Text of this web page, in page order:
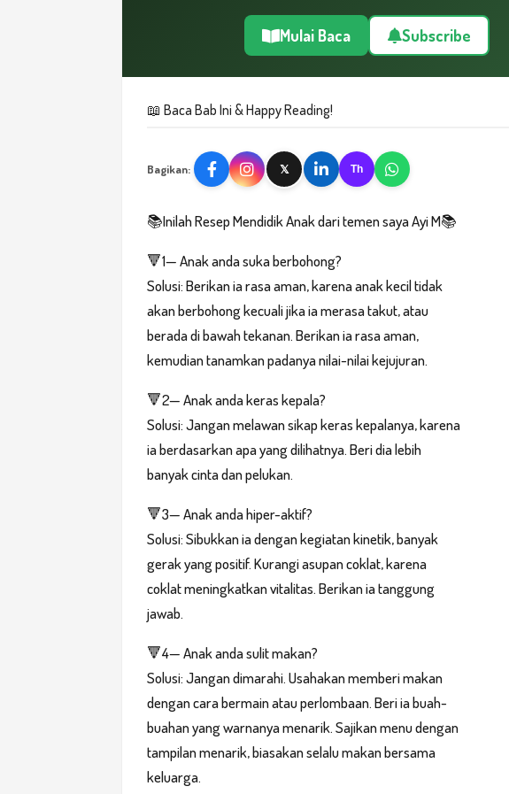
Mulai Baca Subscribe
📖 Baca Bab Ini & Happy Reading!
Bagikan: 𝕏 Th
📚Inilah Resep Mendidik Anak dari temen saya Ayi M📚
🔻1— Anak anda suka berbohong?
Solusi: Berikan ia rasa aman, karena anak kecil tidak
akan berbohong kecuali jika ia merasa takut, atau
berada di bawah tekanan. Berikan ia rasa aman,
kemudian tanamkan padanya nilai-nilai kejujuran.
🔻2— Anak anda keras kepala?
Solusi: Jangan melawan sikap keras kepalanya, karena
ia berdasarkan apa yang dilihatnya. Beri dia lebih
banyak cinta dan pelukan.
🔻3— Anak anda hiper-aktif?
Solusi: Sibukkan ia dengan kegiatan kinetik, banyak
gerak yang positif. Kurangi asupan coklat, karena
coklat meningkatkan vitalitas. Berikan ia tanggung
jawab.
🔻4— Anak anda sulit makan?
Solusi: Jangan dimarahi. Usahakan memberi makan
dengan cara bermain atau perlombaan. Beri ia buah-
buahan yang warnanya menarik. Sajikan menu dengan
tampilan menarik, biasakan selalu makan bersama
keluarga.